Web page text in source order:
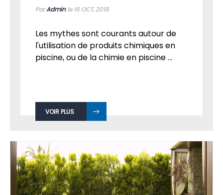
ParAdminle 16 OCT, 2018
Les mythes sont courants autour de
l'utilisation de produits chimiques en
piscine, ou de la chimie en piscine ...
VOIR PLUS